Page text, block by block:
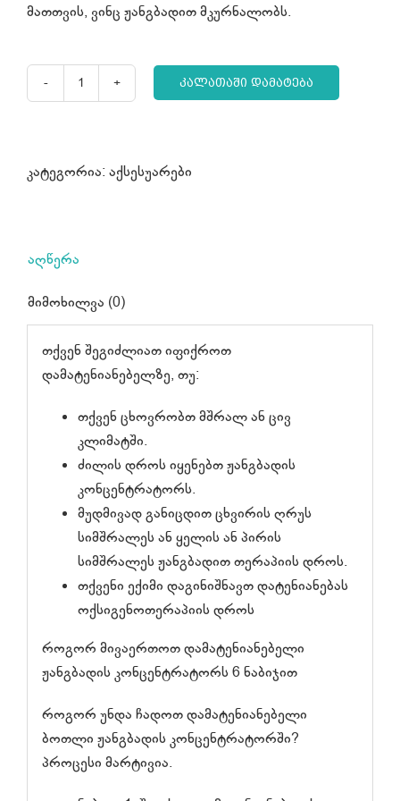
მათთვის, ვინც ჟანგბადით მკურნალობს.
რაოდენობა:
ჟანგბადისთვის
ᲙᲐᲚᲐᲗᲐᲨᲘ ᲓᲐᲛᲐᲢᲔᲑᲐ
კატეგორია: აქსესუარები
აღწერა
მიმოხილვა (0)
თქვენ შეგიძლიათ იფიქროთ
დამატენიანებელზე, თუ:
თქვენ ცხოვრობთ მშრალ ან ცივ
კლიმატში.
ძილის დროს იყენებთ ჟანგბადის
კონცენტრატორს.
მუდმივად განიცდით ცხვირის ღრუს
სიმშრალეს ან ყელის ან პირის
სიმშრალეს ჟანგბადით თერაპიის დროს.
თქვენი ექიმი დაგინიშნავთ დატენიანებას
ოქსიგენოთერაპიის დროს
როგორ მივაერთოთ დამატენიანებელი
ჟანგბადის კონცენტრატორს 6 ნაბიჯით
როგორ უნდა ჩადოთ დამატენიანებელი
ბოთლი ჟანგბადის კონცენტრატორში?
პროცესი მარტივია.